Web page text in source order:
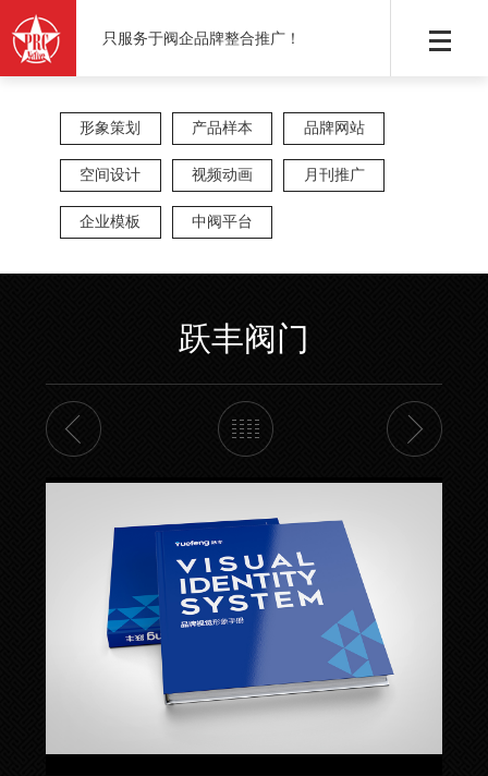
只服务于阀企品牌整合推广！
形象策划 产品样本 品牌网站
空间设计 视频动画 月刊推广
企业模板 中阀平台
跃丰阀门